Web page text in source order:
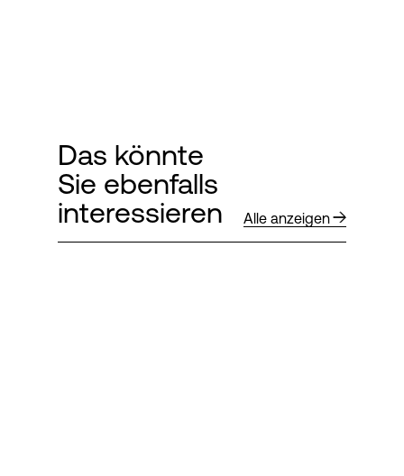
Das könnte
Sie ebenfalls
interessieren
Alle anzeigen